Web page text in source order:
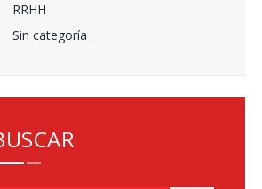
RRHH
Sin categoría